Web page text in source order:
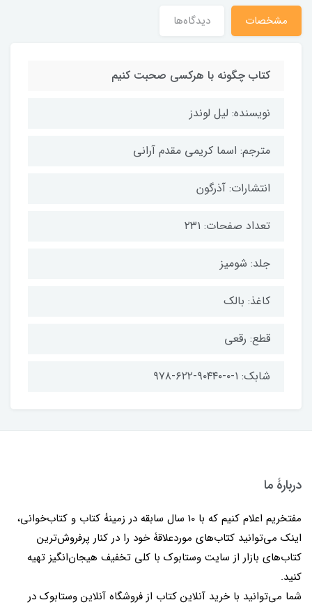
مشخصات دیدگاه‌ها
کتاب چگونه با هرکسی صحبت کنیم
نویسنده: لیل لوندز
مترجم: اسما کریمی مقدم آرانی
انتشارات: آذرگون
تعداد صفحات: ۲۳۱
جلد: شومیز
کاغذ: بالک
قطع: رقعی
شابک: ۱-۰-۹۰۴۴۰-۶۲۲-۹۷۸
دربارۀ ما
مفتخریم اعلام کنیم که با 10 سال سابقه در زمینۀ کتاب و کتاب‌خوانی،
اینک می‌توانید کتاب‌های موردعلاقۀ خود را در کنار پرفروش‌ترین
کتاب‌های بازار از سایت وستابوک با کلی تخفیف هیجان‌انگیز تهیه
کنید.
شما می‌توانید با خرید آنلاین کتاب از فروشگاه آنلاین وستابوک در